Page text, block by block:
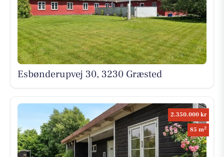
Esbønderupvej 30, 3230 Græsted
2.350.000 kr
85 m2